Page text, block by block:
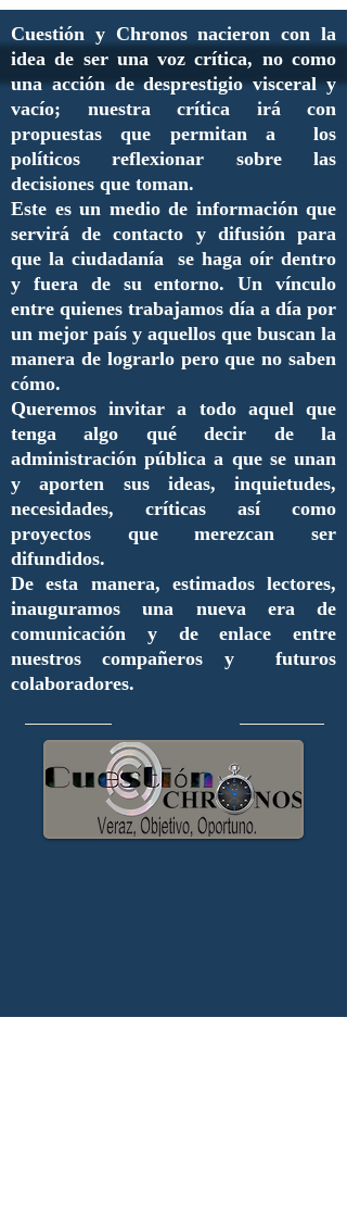
Cuestión y Chronos nacieron con la
idea de ser una voz crítica, no como
una acción de desprestigio visceral y
vacío; nuestra crítica irá con
propuestas que permitan a los
políticos reflexionar sobre las
decisiones que toman.
Este es un medio de información que
servirá de contacto y difusión para
que la ciudadanía se haga oír dentro
y fuera de su entorno. Un vínculo
entre quienes trabajamos día a día por
un mejor país y aquellos que buscan la
manera de lograrlo pero que no saben
cómo.
Queremos invitar a todo aquel que
tenga algo qué decir de la
administración pública a que se unan
y aporten sus ideas, inquietudes,
necesidades, críticas así como
proyectos que merezcan ser
difundidos.
De esta manera, estimados lectores,
inauguramos una nueva era de
comunicación y de enlace entre
nuestros compañeros y futuros
colaboradores.